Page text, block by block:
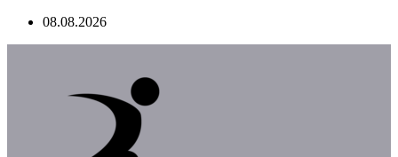
Перейти08.08.2026